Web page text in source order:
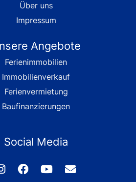
Über uns
Impressum
Angebote
Ferienimmobilien
Immobilienverkauf
Ferienvermietung
Baufinanzierungen
Social Media